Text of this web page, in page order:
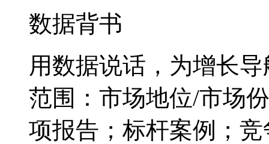
数据背书
用数据说话，为增长导
范围：市场地位/市场
项报告；标杆案例；